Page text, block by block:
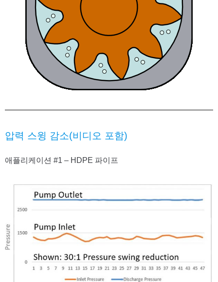
압력 스윙 감소(비디오 포함)
애플리케이션 #1 – HDPE 파이프